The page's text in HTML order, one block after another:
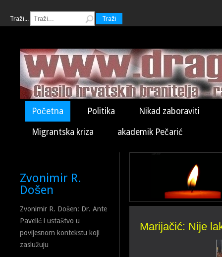
Traži... Traži
Početna Politika Nikad zaboraviti
Migrantska kriza akademik Pečarić
Zvonimir R.
Došen
Zvonimir R. Došen: Dr. Ante
Pavelić i ustaštvo u
povijesnom kontekstu koji
zaslužuju
Marijačić: Nije
Ima li u